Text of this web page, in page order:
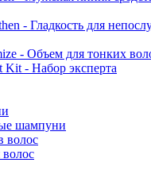
- Гладкость для
- Объем для тонких
Kit - Набор эксперта
шампуни
волос